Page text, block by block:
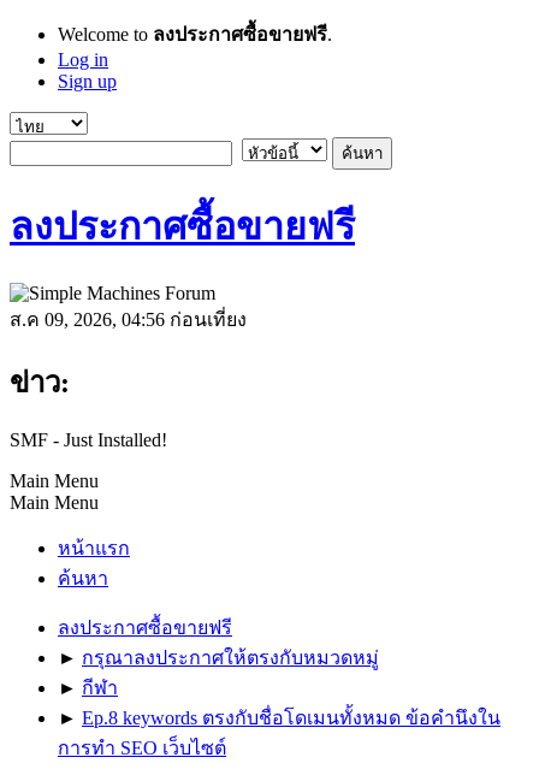
Welcome to ลงประกาศซื้อขายฟรี.
Log in
Sign up
ลงประกาศซื้อขายฟรี
ส.ค 09, 2026, 04:56 ก่อนเที่ยง
ข่าว:
SMF - Just Installed!
Main Menu
Main Menu
หน้าแรก
ค้นหา
ลงประกาศซื้อขายฟรี
► กรุณาลงประกาศให้ตรงกับหมวดหมู่
► กีฬา
► Ep.8 keywords ตรงกับชื่อโดเมนทั้งหมด ข้อคำนึงใน
การทำ SEO เว็บไซต์